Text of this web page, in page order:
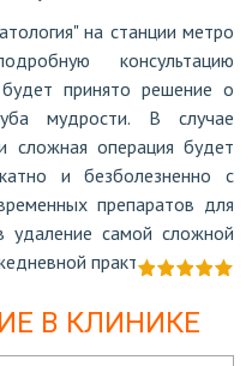
на станции метро
консультацию
принято решение о
мудрости. В случае
сложная операция будет
и безболезненно с
препаратов для
удаление самой сложной
практике.
В КЛИНИКЕ